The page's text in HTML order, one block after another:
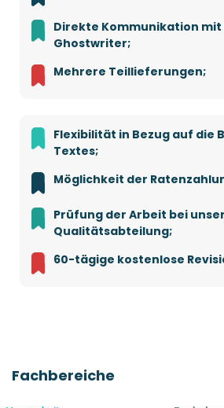
Direkte Kommunikation
Ghostwriter;
Mehrere Teillieferungen;
Flexibilität in Bezug auf die
Textes;
Möglichkeit der
Prüfung der Arbeit bei
Qualitätsabteilung;
60-tägige kostenlose
Fachbereiche